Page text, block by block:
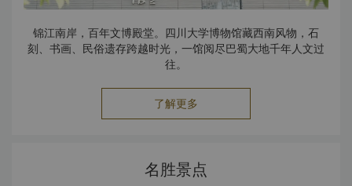
锦江南岸，百年文博殿堂。四川大学博物馆藏西南风物，石
刻、书画、民俗遗存跨越时光，一馆阅尽巴蜀大地千年人文过
往。
了解更多
名胜景点